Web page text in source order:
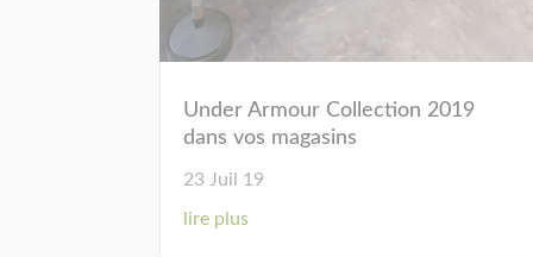
Under Armour Collection 2019
dans vos magasins
23 Juil 19
lire plus